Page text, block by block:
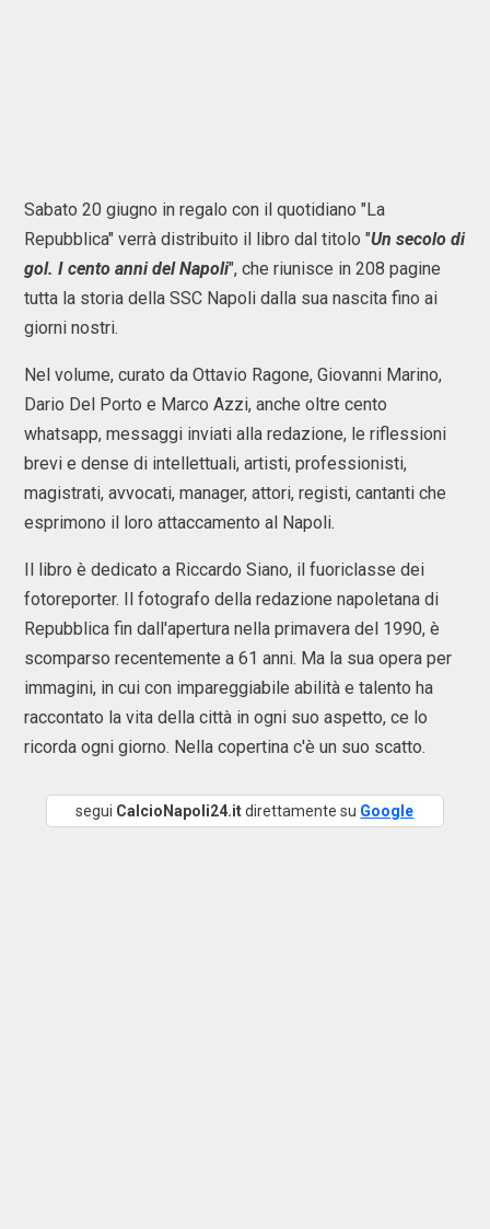
Sabato 20 giugno in regalo con il quotidiano "La
Repubblica" verrà distribuito il libro dal titolo "Un secolo di
gol. I cento anni del Napoli", che riunisce in 208 pagine
tutta la storia della SSC Napoli dalla sua nascita fino ai
giorni nostri.
Nel volume, curato da Ottavio Ragone, Giovanni Marino,
Dario Del Porto e Marco Azzi, anche oltre cento
whatsapp, messaggi inviati alla redazione, le riflessioni
brevi e dense di intellettuali, artisti, professionisti,
magistrati, avvocati, manager, attori, registi, cantanti che
esprimono il loro attaccamento al Napoli.
Il libro è dedicato a Riccardo Siano, il fuoriclasse dei
fotoreporter. Il fotografo della redazione napoletana di
Repubblica fin dall'apertura nella primavera del 1990, è
scomparso recentemente a 61 anni. Ma la sua opera per
immagini, in cui con impareggiabile abilità e talento ha
raccontato la vita della città in ogni suo aspetto, ce lo
ricorda ogni giorno. Nella copertina c'è un suo scatto.
segui CalcioNapoli24.itdirettamente su Google